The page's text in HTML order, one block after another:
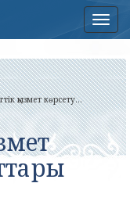
қызмет көрсету...